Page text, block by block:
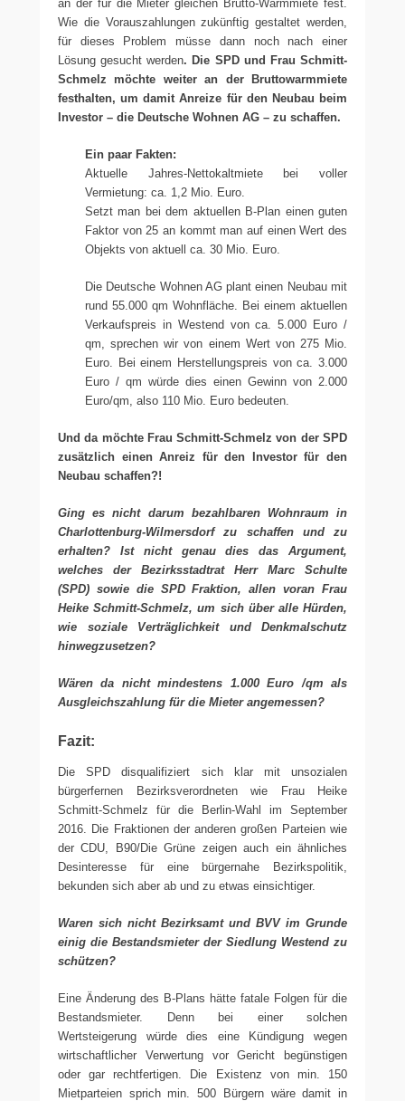
an der für die Mieter gleichen Brutto-Warmmiete fest.
Wie die Vorauszahlungen zukünftig gestaltet werden,
für dieses Problem müsse dann noch nach einer
Lösung gesucht werden. Die SPD und Frau Schmitt-
Schmelz möchte weiter an der Bruttowarmmiete
festhalten, um damit Anreize für den Neubau beim
Investor – die Deutsche Wohnen AG – zu schaffen.
Ein paar Fakten:
Aktuelle Jahres-Nettokaltmiete bei voller
Vermietung: ca. 1,2 Mio. Euro.
Setzt man bei dem aktuellen B-Plan einen guten
Faktor von 25 an kommt man auf einen Wert des
Objekts von aktuell ca. 30 Mio. Euro.
Die Deutsche Wohnen AG plant einen Neubau mit
rund 55.000 qm Wohnfläche. Bei einem aktuellen
Verkaufspreis in Westend von ca. 5.000 Euro /
qm, sprechen wir von einem Wert von 275 Mio.
Euro. Bei einem Herstellungspreis von ca. 3.000
Euro / qm würde dies einen Gewinn von 2.000
Euro/qm, also 110 Mio. Euro bedeuten.
Und da möchte Frau Schmitt-Schmelz von der SPD
zusätzlich einen Anreiz für den Investor für den
Neubau schaffen?!
Ging es nicht darum bezahlbaren Wohnraum in
Charlottenburg-Wilmersdorf zu schaffen und zu
erhalten? Ist nicht genau dies das Argument,
welches der Bezirksstadtrat Herr Marc Schulte
(SPD) sowie die SPD Fraktion, allen voran Frau
Heike Schmitt-Schmelz, um sich über alle Hürden,
wie soziale Verträglichkeit und Denkmalschutz
hinwegzusetzen?
Wären da nicht mindestens 1.000 Euro /qm als
Ausgleichszahlung für die Mieter angemessen?
Fazit:
Die SPD disqualifiziert sich klar mit unsozialen
bürgerfernen Bezirksverordneten wie Frau Heike
Schmitt-Schmelz für die Berlin-Wahl im September
2016. Die Fraktionen der anderen großen Parteien wie
der CDU, B90/Die Grüne zeigen auch ein ähnliches
Desinteresse für eine bürgernahe Bezirkspolitik,
bekunden sich aber ab und zu etwas einsichtiger.
Waren sich nicht Bezirksamt und BVV im Grunde
einig die Bestandsmieter der Siedlung Westend zu
schützen?
Eine Änderung des B-Plans hätte fatale Folgen für die
Bestandsmieter. Denn bei einer solchen
Wertsteigerung würde dies eine Kündigung wegen
wirtschaftlicher Verwertung vor Gericht begünstigen
oder gar rechtfertigen. Die Existenz von min. 150
Mietparteien sprich min. 500 Bürgern wäre damit in